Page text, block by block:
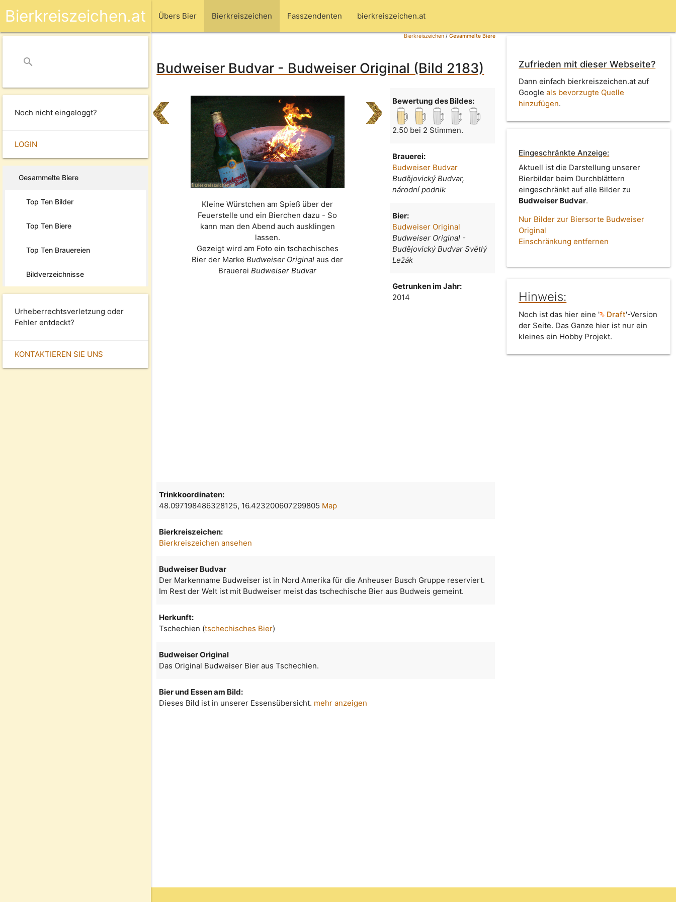
Übers Bier Bierkreiszeichen Fasszendenten bierkreiszeichen.at
Bierkreiszeichen.at
search
Noch nicht eingeloggt?
LOGIN
Gesammelte Biere
Top Ten Bilder
Top Ten Biere
Top Ten Brauereien
Bildverzeichnisse
Urheberrechtsverletzung oder
Fehler entdeckt?
KONTAKTIEREN SIE UNS
Bierkreiszeichen/Gesammelte Biere
Budweiser Budvar - Budweiser Original (Bild 2183)
Kleine Würstchen am Spieß über der
Feuerstelle und ein Bierchen dazu - So
kann man den Abend auch ausklingen
lassen.
Gezeigt wird am Foto ein tschechisches
Bier der MarkeBudweiser Original aus der
BrauereiBudweiser Budvar
Bewertung des Bildes:
2.50 bei 2 Stimmen.
Brauerei:
Budweiser Budvar
Budějovický Budvar,
národní podnik
Bier:
Budweiser Original
Budweiser Original -
Budějovický Budvar Světlý
Ležák
Getrunken im Jahr:
2014
Zufrieden mit dieser Webseite?
Dann einfach bierkreiszeichen.at auf
Googleals bevorzugte Quelle
hinzufügen.
Eingeschränkte Anzeige:
Aktuell ist die Darstellung unserer
Bierbilder beim Durchblättern
eingeschränkt auf alle Bilder zu
Budweiser Budvar.
Nur Bilder zur Biersorte Budweiser
Original
Einschränkung entfernen
Hinweis:
Noch ist das hier eine ' Draft'-Version
der Seite. Das Ganze hier ist nur ein
kleines ein Hobby Projekt.
Trinkkoordinaten:
48.097198486328125, 16.423200607299805 Map
Bierkreiszeichen:
Bierkreiszeichen ansehen
Budweiser Budvar
Der Markenname Budweiser ist in Nord Amerika für die Anheuser Busch Gruppe reserviert.
Im Rest der Welt ist mit Budweiser meist das tschechische Bier aus Budweis gemeint.
Herkunft:
Tschechien (tschechisches Bier)
Budweiser Original
Das Original Budweiser Bier aus Tschechien.
Bier und Essen am Bild:
Dieses Bild ist in unserer Essensübersicht. mehr anzeigen